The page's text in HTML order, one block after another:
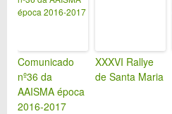
Comunicado
nº36 da
AAISMA época
2016-2017
XXXVI Rallye
de Santa Maria